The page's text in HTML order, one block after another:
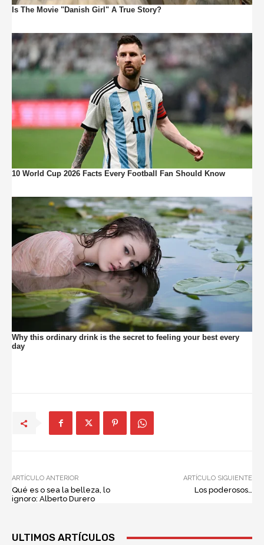
ARTÍCULO ANTERIOR
Qué es o sea la belleza, lo
ignoro: Alberto Durero
ARTÍCULO SIGUIENTE
Los poderosos…
ULTIMOS ARTÍCULOS